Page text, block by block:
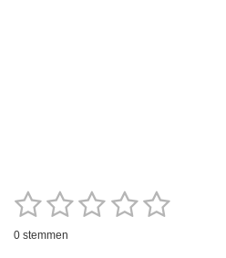
R
t
1
s
2
s
3 4 5
0 stemmen